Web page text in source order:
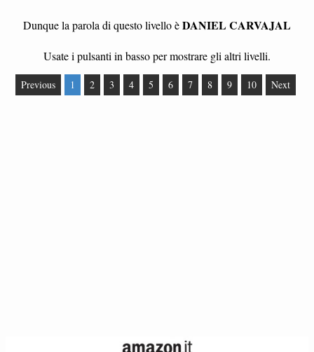
Dunque la parola di questo livello èDANIEL CARVAJAL
Usate i pulsanti in basso per mostrare gli altri livelli.
Previous 1 2 3 4 5 6 7 8 9 10 Next